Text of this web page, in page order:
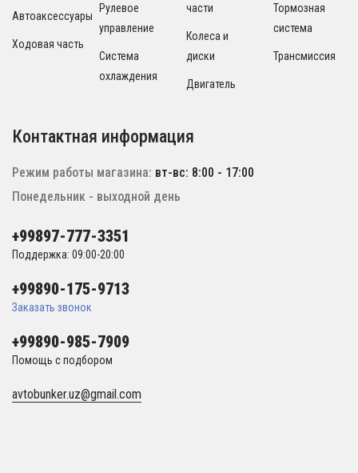
Автоаксессуары
Ходовая часть
Рулевое
управление
Система
охлаждения
части
Колеса и
диски
Двигатель
Тормозная
система
Трансмиссия
Контактная информация
Режим работы магазина: вт-вс: 8:00 - 17:00
Понедельник - выходной день
+99897-777-3351
Поддержка: 09:00-20:00
+99890-175-9713
Заказать звонок
+99890-985-7909
Помощь с подбором
avtobunker.uz@gmail.com